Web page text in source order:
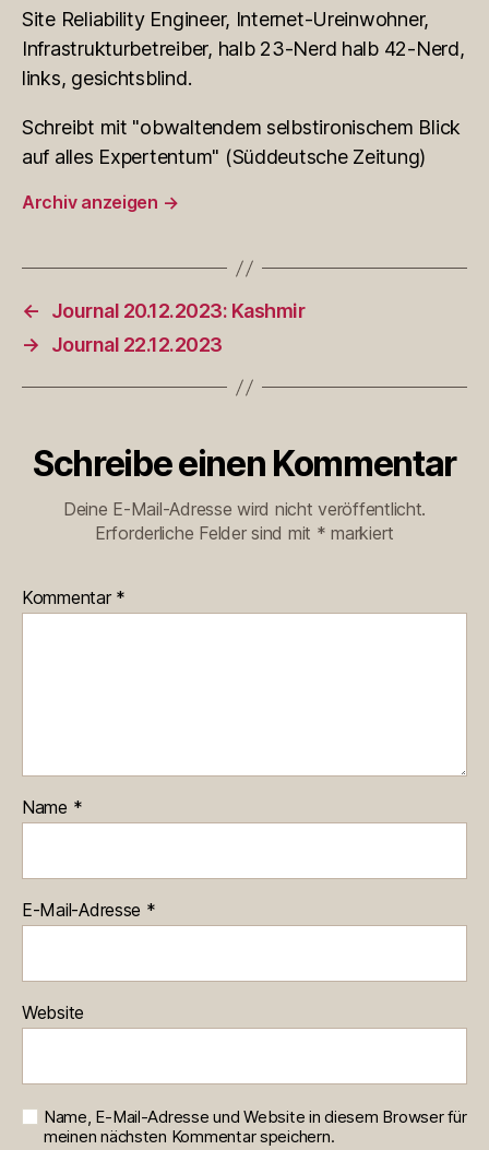
Site Reliability Engineer, Internet-Ureinwohner,
Infrastrukturbetreiber, halb 23-Nerd halb 42-Nerd,
links, gesichtsblind.
Schreibt mit "obwaltendem selbstironischem Blick
auf alles Expertentum" (Süddeutsche Zeitung)
Archiv anzeigen →
←
Journal 20.12.2023: Kashmir
→
Journal 22.12.2023
Schreibe einen Kommentar
Deine E-Mail-Adresse wird nicht veröffentlicht.
Erforderliche Felder sind mit * markiert
Kommentar *
Name *
E-Mail-Adresse *
Website
Name, E-Mail-Adresse und Website in diesem Browser für
meinen nächsten Kommentar speichern.